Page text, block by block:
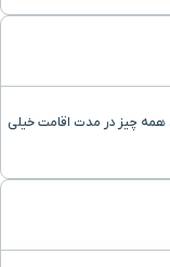
همه چیز در مدت اقامت خیلی